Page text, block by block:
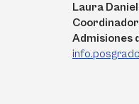
Laura
Admisiones